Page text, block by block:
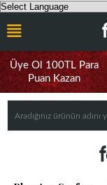
Üye Ol 100TL Para
Puan Kazan